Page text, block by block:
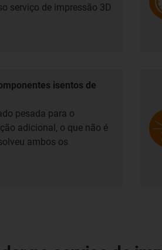
serviço de impressão 3D
isentos de
pesada para o
adicional, o que não é
ambos os